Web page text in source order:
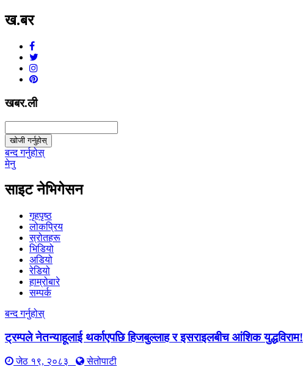
ख.बर
खबर.ली
खोजी गर्नुहोस्
बन्द गर्नुहोस्
मेनु
साइट नेभिगेसन
गृहपृष्ठ
लोकप्रिय
स्रोतहरू
भिडियो
अडियो
रेडियो
हाम्रोबारे
सम्पर्क
बन्द गर्नुहोस्
ट्रम्पले नेतन्याहूलाई थर्काएपछि हिजबुल्लाह र इसराइलबीच आंशिक युद्धविराम!
जेठ १९, २०८३
सेतोपाटी